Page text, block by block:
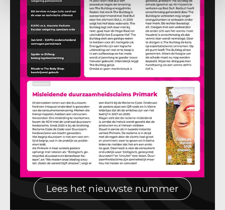
Lees het nieuwste nummer